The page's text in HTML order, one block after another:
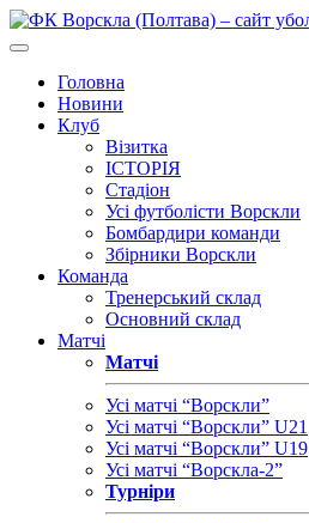
Головна
Новини
Клуб
Візитка
ІСТОРІЯ
Стадіон
Усі футболісти Ворскли
Бомбардири команди
Збірники Ворскли
Команда
Тренерський склад
Основний склад
Матчі
Матчі
Усі матчі “Ворскли”
Усі матчі “Ворскли” U21
Усі матчі “Ворскли” U19
Усі матчі “Ворскла-2”
Турніри